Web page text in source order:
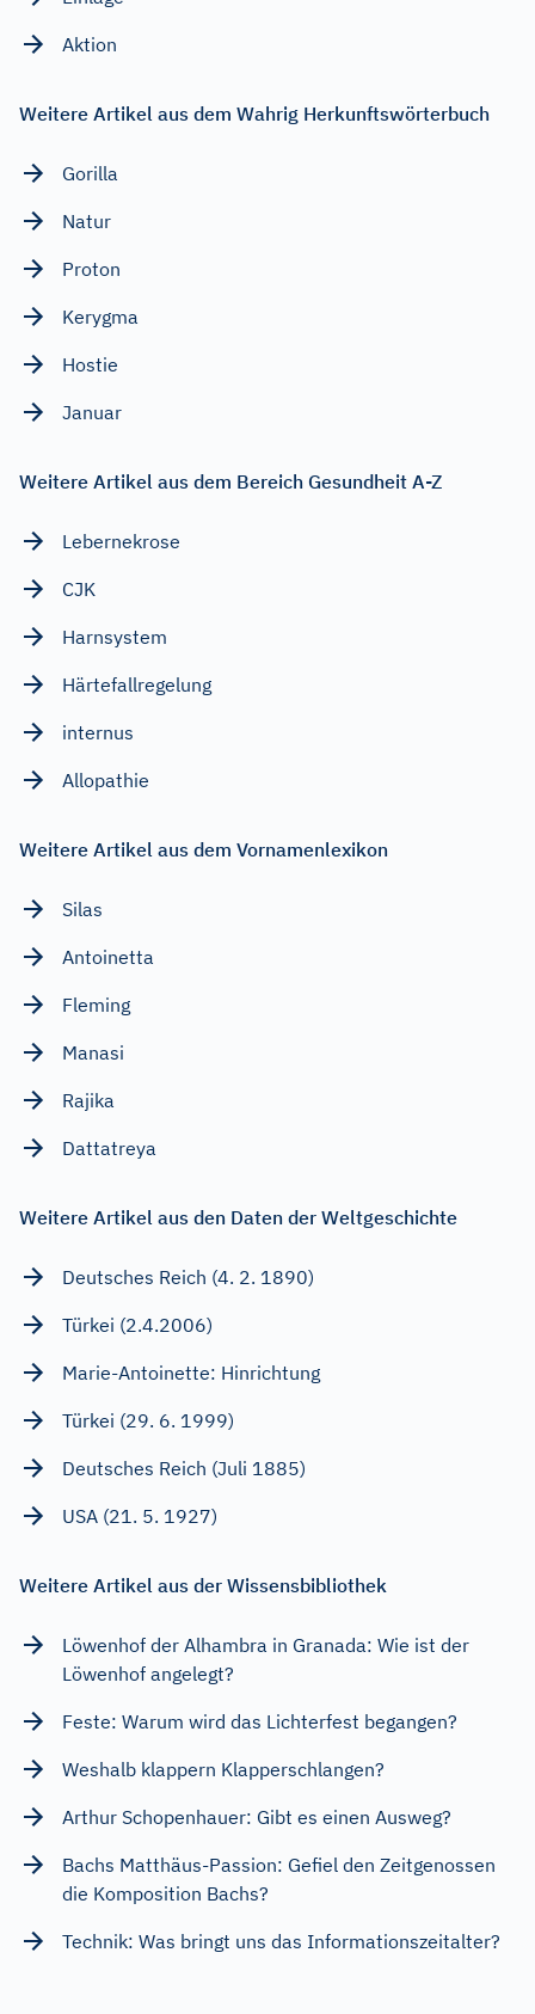
Aktion
Weitere Artikel aus dem Wahrig Herkunftswörterbuch
Gorilla
Natur
Proton
Kerygma
Hostie
Januar
Weitere Artikel aus dem Bereich Gesundheit A-Z
Lebernekrose
CJK
Harnsystem
Härtefallregelung
internus
Allopathie
Weitere Artikel aus dem Vornamenlexikon
Silas
Antoinetta
Fleming
Manasi
Rajika
Dattatreya
Weitere Artikel aus den Daten der Weltgeschichte
Deutsches Reich (4. 2. 1890)
Türkei (2.4.2006)
Marie-Antoinette: Hinrichtung
Türkei (29. 6. 1999)
Deutsches Reich (Juli 1885)
USA (21. 5. 1927)
Weitere Artikel aus der Wissensbibliothek
Löwenhof der Alhambra in Granada: Wie ist der
Löwenhof angelegt?
Feste: Warum wird das Lichterfest begangen?
Weshalb klappern Klapperschlangen?
Arthur Schopenhauer: Gibt es einen Ausweg?
Bachs Matthäus-Passion: Gefiel den Zeitgenossen
die Komposition Bachs?
Technik: Was bringt uns das Informationszeitalter?